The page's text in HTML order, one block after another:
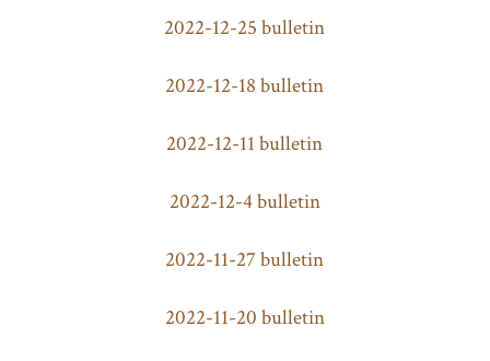
2022-12-25 bulletin
2022-12-18 bulletin
2022-12-11 bulletin
2022-12-4 bulletin
2022-11-27 bulletin
2022-11-20 bulletin